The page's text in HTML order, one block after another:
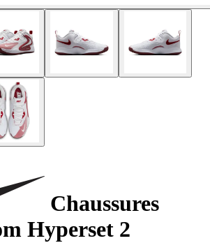
Chaussures
Hyperset 2